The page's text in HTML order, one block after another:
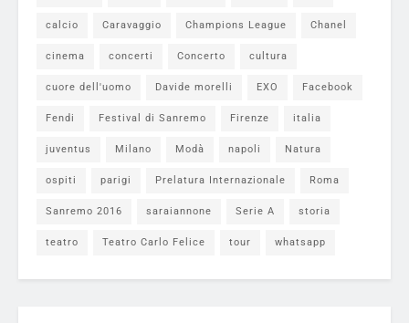
calcio Caravaggio Champions League Chanel
cinema concerti Concerto cultura
cuore dell'uomo Davide morelli EXO Facebook
Fendi Festival di Sanremo Firenze italia
juventus Milano Modà napoli Natura
ospiti parigi Prelatura Internazionale Roma
Sanremo 2016 saraiannone Serie A storia
teatro Teatro Carlo Felice tour whatsapp